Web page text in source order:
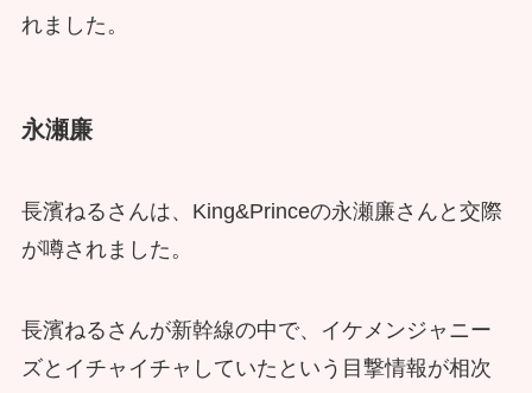
れました。
永瀬廉
長濱ねるさんは、King&Princeの永瀬廉さんと交際
が噂されました。
長濱ねるさんが新幹線の中で、イケメンジャニー
ズとイチャイチャしていたという目撃情報が相次